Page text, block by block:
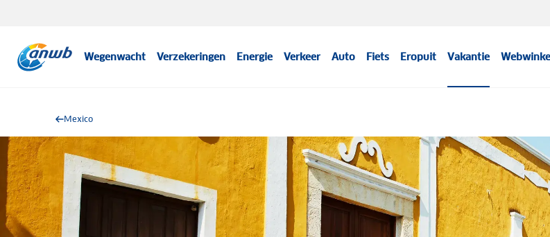
Wegenwacht Verzekeringen Energie Verkeer Auto Fiets Eropuit Vakantie
Mexico